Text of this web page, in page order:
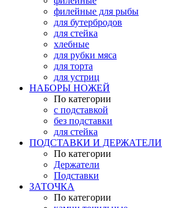
филейные для рыбы
для бутербродов
для стейка
хлебные
для рубки мяса
для торта
для устриц
НАБОРЫ НОЖЕЙ
По категории
с подставкой
без подставки
для стейка
ПОДСТАВКИ И ДЕРЖАТЕЛИ
По категории
Держатели
Подставки
ЗАТОЧКА
По категории